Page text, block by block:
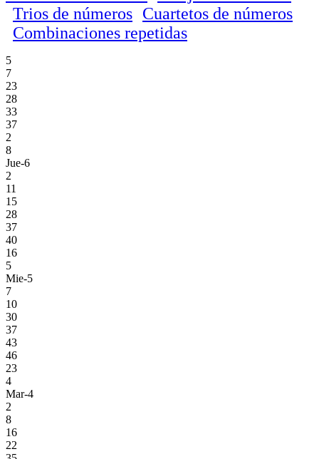
Trios de números Cuartetos de números
Combinaciones repetidas
5
7
23
28
33
37
2
8
Jue-6
2
11
15
28
37
40
16
5
Mie-5
7
10
30
37
43
46
23
4
Mar-4
2
8
16
22